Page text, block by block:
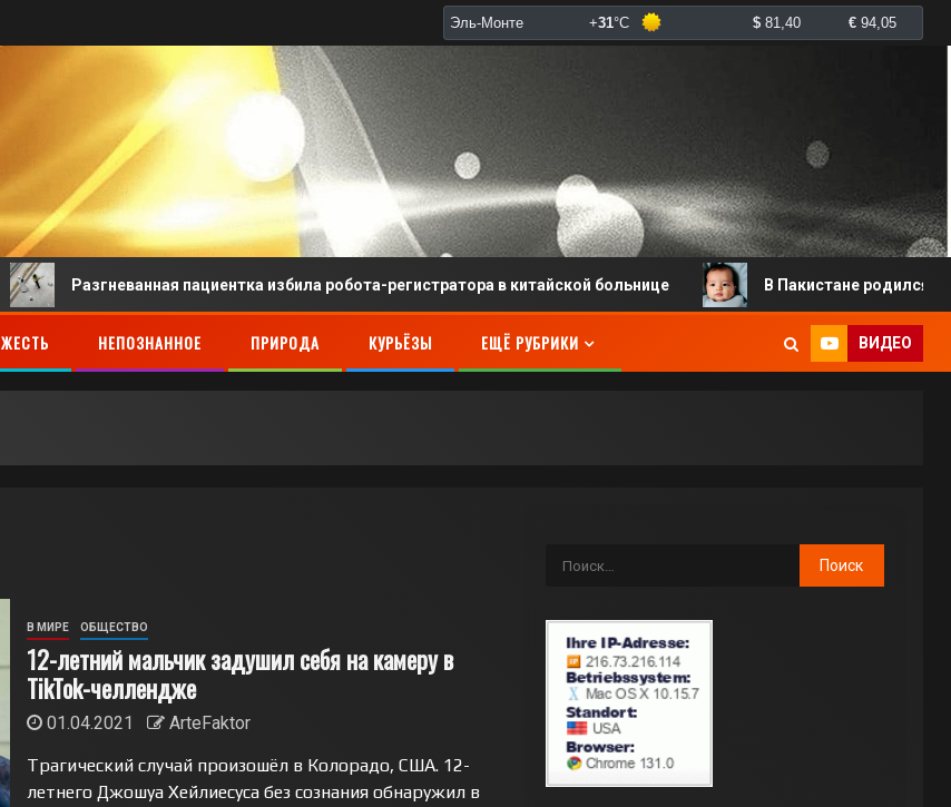
Разгневанная пациентка избила робота-регистратора в китайской больнице В Пакистане родился младенец
ЖЕСТЬ НЕПОЗНАННОЕ ПРИРОДА КУРЬЁЗЫ ЕЩЁ РУБРИКИ ВИДЕО
В МИРЕ ОБЩЕСТВО
12-летний мальчик задушил себя на камеру в
TikTok-челлендже
01.04.2021
ArteFaktor
Трагический случай произошёл в Колорадо, США. 12-
летнего Джошуа Хейлиесуса без сознания обнаружил в